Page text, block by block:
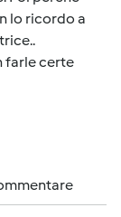
lo ricordo a
farle certe